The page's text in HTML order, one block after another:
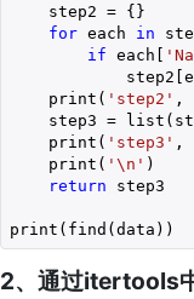
    step2 = {}
for each in
if each[
    print(
'step2' ,
step3 =
    print(
'step3' ,
    print(
'\n' )
return step3
print(find(data))
2、通过itertools